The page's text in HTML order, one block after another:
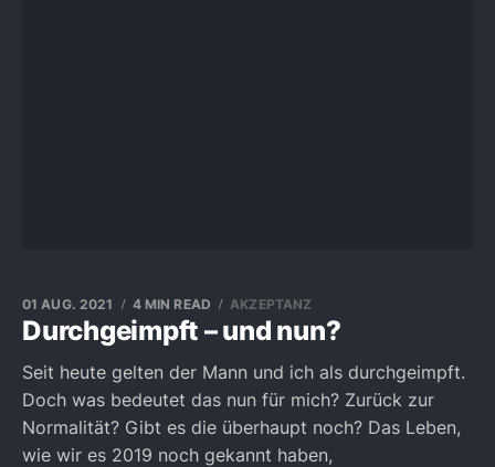
Durchgeimpft – und nun?
01 AUG. 2021 4 MIN READ AKZEPTANZ
Seit heute gelten der Mann und ich als durchgeimpft.
Doch was bedeutet das nun für mich? Zurück zur
Normalität? Gibt es die überhaupt noch? Das Leben,
wie wir es 2019 noch gekannt haben,